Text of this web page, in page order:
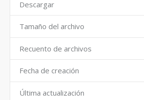
Descargar
Tamaño del archivo
Recuento de archivos
Fecha de creación
Última actualización